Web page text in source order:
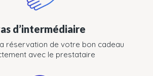
d’intermédiaire
réservation de votre bon cadeau
avec le prestataire